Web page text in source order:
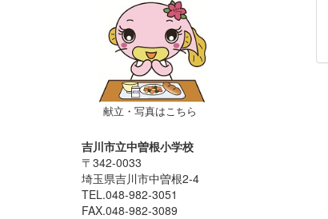
献立・写真はこちら
吉川市立中曽根小学校
〒342-0033
埼玉県吉川市中曽根2-4
TEL.048-982-3051
FAX.048-982-3089